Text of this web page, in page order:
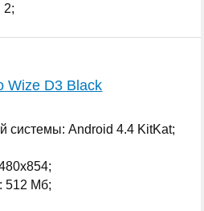
2;
Wize D3 Black
системы: Android 4.4 KitKat;
512 Мб;